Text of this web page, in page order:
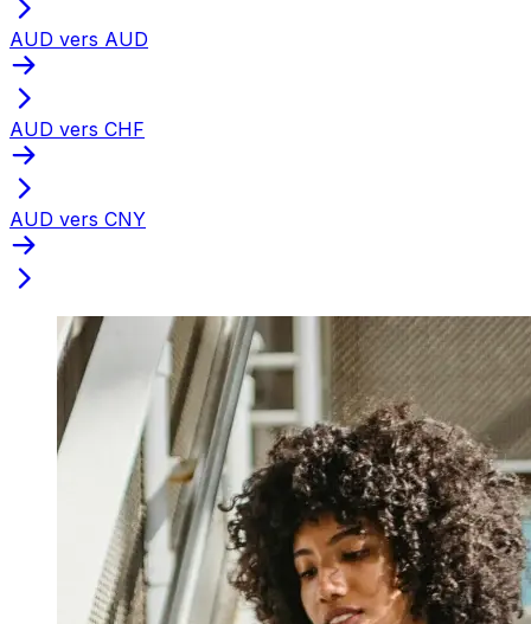
AUD vers AUD
AUD vers CHF
AUD vers CNY